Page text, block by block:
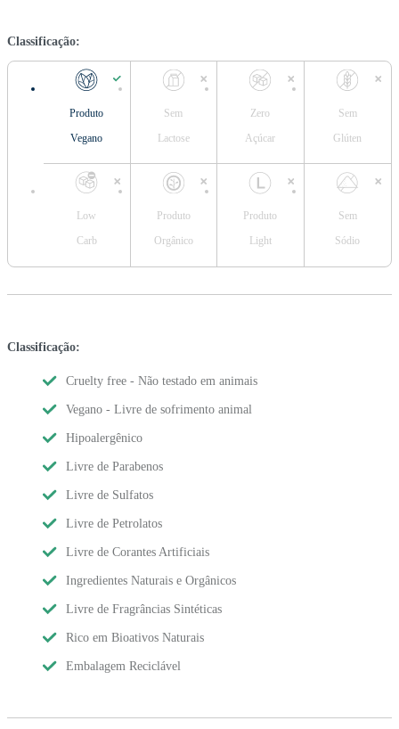
Classificação:
Produto
Vegano
Sem
Lactose
Zero
Açúcar
Sem
Glúten
Low
Carb
Produto
Orgânico
Produto
Light
Sem
Sódio
Classificação:
Cruelty free - Não testado em animais
Vegano - Livre de sofrimento animal
Hipoalergênico
Livre de Parabenos
Livre de Sulfatos
Livre de Petrolatos
Livre de Corantes Artificiais
Ingredientes Naturais e Orgânicos
Livre de Fragrâncias Sintéticas
Rico em Bioativos Naturais
Embalagem Reciclável